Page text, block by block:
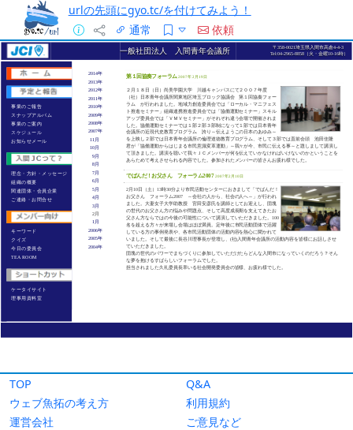
urlの先頭にgyo.tc/を付けてみよう！
通常
依頼
TOP
Q&A
ウェブ魚拓の考え方
利用規約
運営会社
ご意見など